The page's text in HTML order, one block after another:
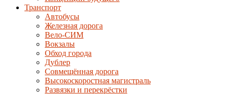
Транспорт
Автобусы
Железная дорога
Вело-СИМ
Вокзалы
Обход города
Дублер
Совмещённая дорога
Высокоскоростная магистраль
Развязки и перекрёстки